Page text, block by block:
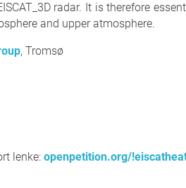
radar. It is therefore
and upper atmosphere.
, Tromsø
lenke: openpetition.org/